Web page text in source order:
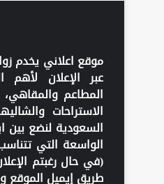
موقع اعلاني يخدم
عبر الإعلان لأهم
المطاعم والمقاهي،
الاستراحات
السعودية لنضع بين
الواسعة التي
(في حال رغبتم
طريق إيميل